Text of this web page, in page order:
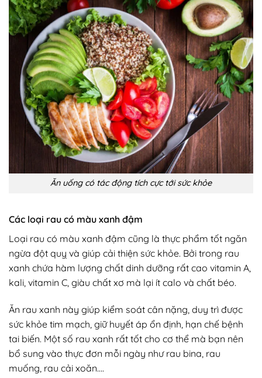
Ăn uống có tác động tích cực tới sức khỏe
Các loại rau có màu xanh đậm
Loại rau có màu xanh đậm cũng là thực phẩm tốt ngăn
ngừa đột quỵ và giúp cải thiện sức khỏe. Bởi trong rau
xanh chứa hàm lượng chất dinh dưỡng rất cao vitamin A,
kali, vitamin C, giàu chất xơ mà lại ít calo và chất béo.
Ăn rau xanh này giúp kiểm soát cân nặng, duy trì được
sức khỏe tim mạch, giữ huyết áp ổn định, hạn chế bệnh
tai biến. Một số rau xanh rất tốt cho cơ thể mà bạn nên
bổ sung vào thực đơn mỗi ngày như rau bina, rau
muống, rau cải xoăn….